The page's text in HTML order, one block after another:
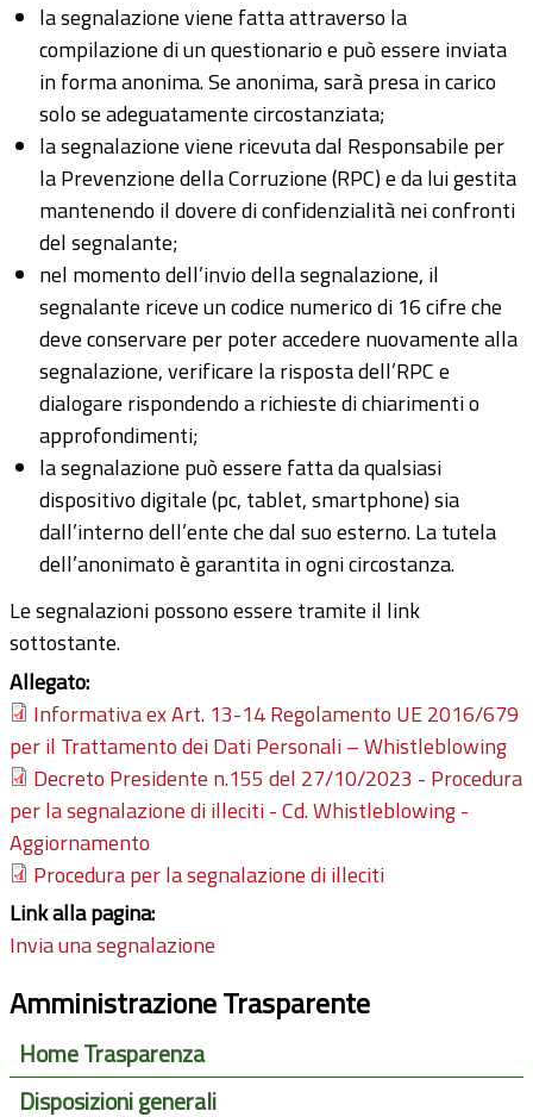
la segnalazione viene fatta attraverso la
compilazione di un questionario e può essere inviata
in forma anonima. Se anonima, sarà presa in carico
solo se adeguatamente circostanziata;
la segnalazione viene ricevuta dal Responsabile per
la Prevenzione della Corruzione (RPC) e da lui gestita
mantenendo il dovere di confidenzialità nei confronti
del segnalante;
nel momento dell’invio della segnalazione, il
segnalante riceve un codice numerico di 16 cifre che
deve conservare per poter accedere nuovamente alla
segnalazione, verificare la risposta dell’RPC e
dialogare rispondendo a richieste di chiarimenti o
approfondimenti;
la segnalazione può essere fatta da qualsiasi
dispositivo digitale (pc, tablet, smartphone) sia
dall’interno dell’ente che dal suo esterno. La tutela
dell’anonimato è garantita in ogni circostanza.
Le segnalazioni possono essere tramite il link
sottostante.
Allegato:
Informativa ex Art. 13-14 Regolamento UE 2016/679
per il Trattamento dei Dati Personali – Whistleblowing
Decreto Presidente n.155 del 27/10/2023 - Procedura
per la segnalazione di illeciti - Cd. Whistleblowing -
Aggiornamento
Procedura per la segnalazione di illeciti
Link alla pagina:
Invia una segnalazione
Amministrazione Trasparente
Home Trasparenza
Disposizioni generali